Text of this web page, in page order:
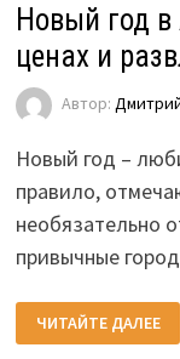
Новый год в
ценах и
Автор:
Новый год –
правило,
необязательно
привычные
НОВЫЙ
ГОД
В
ЧИТАЙТЕ ДАЛЕЕ